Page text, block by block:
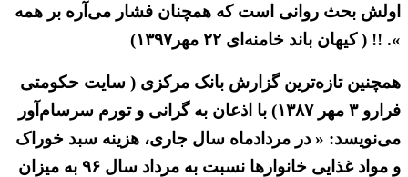
اولش بحث روانی است که همچنان فشار می‌آره بر همه
». !! ( کیهان باند خامنه‌ای ۲۲ مهر۱۳۹۷)
همچنین تازه‌ترین گزارش بانک مرکزی ( سایت حکومتی
فرارو ۳ مهر ۱۳۸۷) با اذعان به گرانی و تورم سرسام‌آور
می‌نویسد: « در مردادماه سال جاری، هزینه سبد خوراک
و مواد غذایی خانوارها نسبت به مرداد سال ۹۶ به میزان